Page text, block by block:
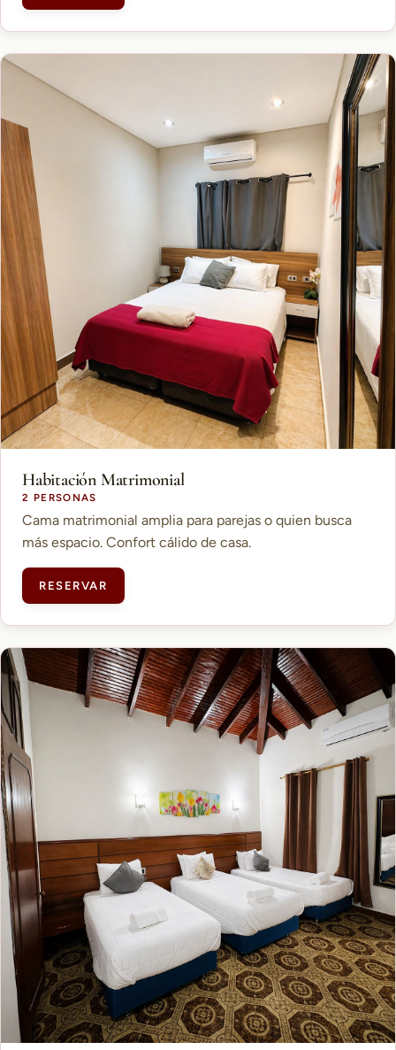
Habitación Matrimonial
2 PERSONAS
Cama matrimonial amplia para parejas o quien busca
más espacio. Confort cálido de casa.
RESERVAR